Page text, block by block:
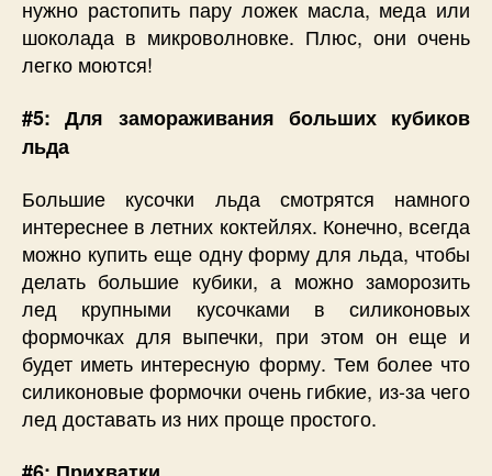
нужно растопить пару ложек масла, меда или
шоколада в микроволновке. Плюс, они очень
легко моются!
#5: Для замораживания больших кубиков
льда
Большие кусочки льда смотрятся намного
интереснее в летних коктейлях. Конечно, всегда
можно купить еще одну форму для льда, чтобы
делать большие кубики, а можно заморозить
лед крупными кусочками в силиконовых
формочках для выпечки, при этом он еще и
будет иметь интересную форму. Тем более что
силиконовые формочки очень гибкие, из-за чего
лед доставать из них проще простого.